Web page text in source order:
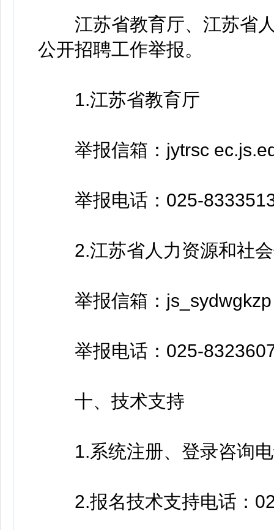
江苏省教育厅、江苏省人
公开招聘工作举报。
1.江苏省教育厅
举报信箱：jytrsc
举报电话：025-
2.江苏省人力资源和社会
举报信箱：js_sydwgkzp
举报电话：025-
十、技术支持
1.系统注册、登录咨询电
2.报名技术支持电话：